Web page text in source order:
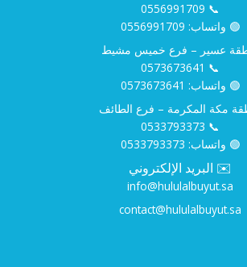
📞
🟢 واتساب: 0556991709
عسير – فرع خميس مشيط
📞
0573673641
🟢 واتساب: 0573673641
مكة المكرمة – فرع الطائف
📞
0533793373
🟢 واتساب: 0533793373
✉️ البريد الإلكتروني
info@hululalbuyut.sa
contact@hululalbuyut.sa